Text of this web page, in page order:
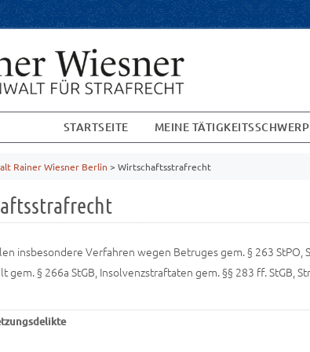
STARTSEITE MEINE
Rainer Wiesner Berlin > Wirtschaftsstrafrecht
insbesondere Verfahren wegen Betruges gem. § 263
gem. § 266a StGB, Insolvenzstraftaten gem. §§ 283 ff. StGB,